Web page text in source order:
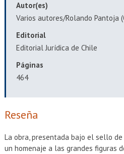
Académicos
Autor(es)
Varios autores/Rolando Pantoja
Editorial
Editorial Jurídica de Chile
Páginas
464
Reseña
La obra, presentada bajo el sello de
un homenaje a las grandes figuras